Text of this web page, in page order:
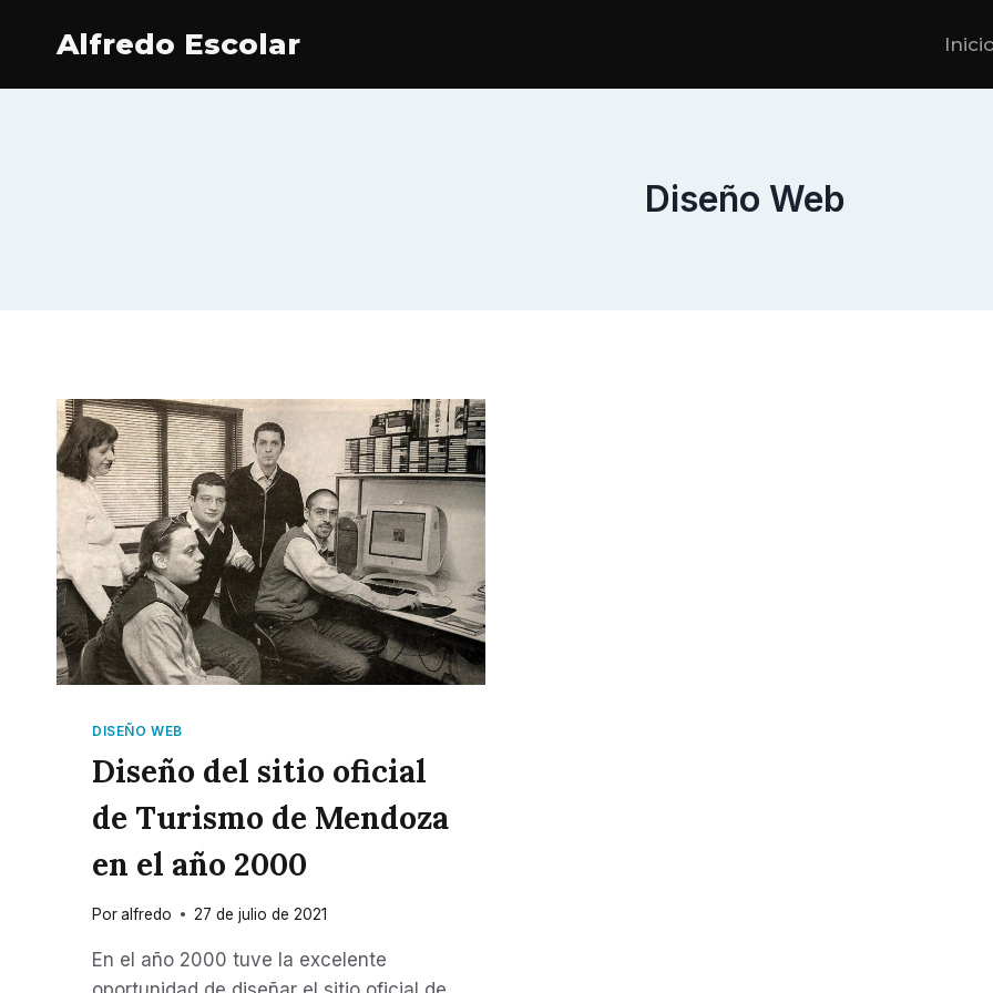
Alfredo Escolar
Diseño Web
DISEÑO WEB
Diseño del sitio oficial
de Turismo de Mendoza
en el año 2000
Poralfredo 27 de julio de 2021
En el año 2000 tuve la excelente